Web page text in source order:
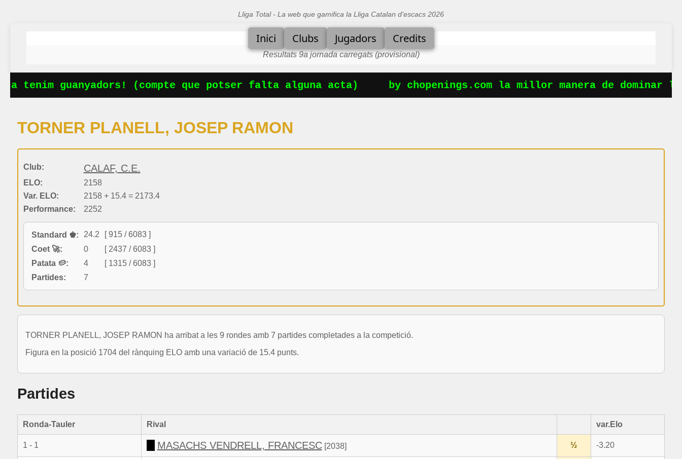
Lliga Total - La web que gamifica la Lliga Catalan d'escacs 2026
Inici Clubs Jugadors Credits
Resultats 9a jornada carregats (provisional)
tenim guanyadors! (compte que potser falta alguna acta) by chopenings.com la millor manera de dominar
TORNER PLANELL, JOSEP RAMON
Club: CALAF, C.E.
ELO:
2158
Var. ELO:
2158 + 15.4 = 2173.4
Performance:
2252
Standard ♚: 24.2
[ 915 / 6083 ]
Coet 🚀:
0
[ 2437 / 6083 ]
Patata 🥔:
4
[ 1315 / 6083 ]
Partides:
7
TORNER PLANELL, JOSEP RAMON ha arribat a les 9 rondes amb 7 partides completades a la competició.
Figura en la posició 1704 del rànquing ELO amb una variació de 15.4 punts.
Partides
Ronda-Tauler Rival var.Elo
1 - 1 MASACHS VENDRELL, FRANCESC[2038] ½ -3.20